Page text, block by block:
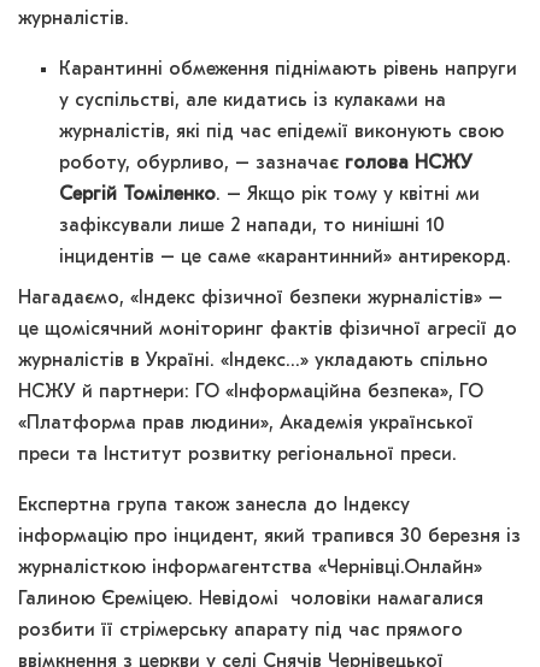
журналістів.
Карантинні обмеження піднімають рівень напруги
у суспільстві, але кидатись із кулаками на
журналістів, які під час епідемії виконують свою
роботу, обурливо, – зазначає голова НСЖУ
Сергій Томіленко. – Якщо рік тому у квітні ми
зафіксували лише 2 напади, то нинішні 10
інцидентів – це саме «карантинний» антирекорд.
Нагадаємо, «Індекс фізичної безпеки журналістів» –
це щомісячний моніторинг фактів фізичної агресії до
журналістів в Україні. «Індекс…» укладають спільно
НСЖУ й партнери: ГО «Інформаційна безпека», ГО
«Платформа прав людини», Академія української
преси та Інститут розвитку регіональної преси.
Експертна група також занесла до Індексу
інформацію про інцидент, який трапився 30 березня із
журналісткою інформагентства «Чернівці.Онлайн»
Галиною Єреміцею. Невідомі чоловіки намагалися
розбити її стрімерську апарату під час прямого
ввімкнення з церкви у селі Снячів Чернівецької